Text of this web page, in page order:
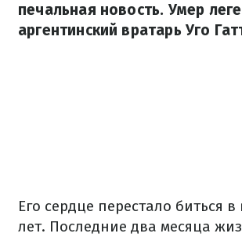
печальная новость. Умер
аргентинский вратарь Уго
Его сердце перестало биться в
лет. Последние два месяца